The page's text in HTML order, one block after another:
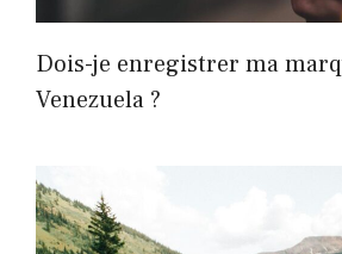
Dois-je enregistrer ma
Venezuela ?